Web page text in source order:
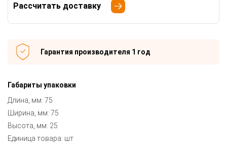
Рассчитать доставку
Гарантия производителя 1 год
Габариты упаковки
Длина, мм: 75
Ширина, мм: 75
Высота, мм: 25
Единица товара: шт